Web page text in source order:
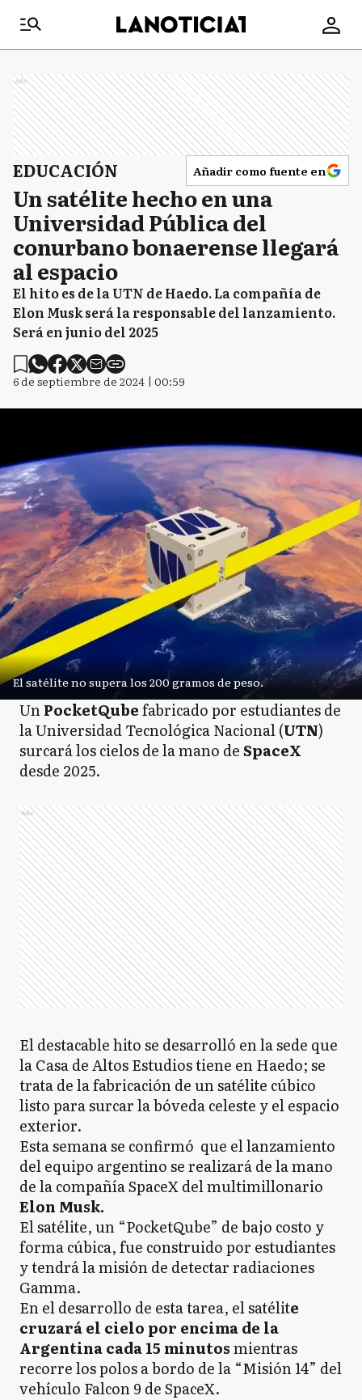
Ads
EDUCACIÓN Añadir como fuente en
Un satélite hecho en una
Universidad Pública del
conurbano bonaerense llegará
al espacio
El hito es de la UTN de Haedo. La compañía de
Elon Musk será la responsable del lanzamiento.
Será en junio del 2025
6 de septiembre de 2024 | 00:59
El satélite no supera los 200 gramos de peso.
UnPocketQubefabricado por estudiantes de
la Universidad Tecnológica Nacional (UTN)
surcará los cielos de la mano deSpaceX
desde 2025.
Ads
El destacable hito se desarrolló en la sede que
la Casa de Altos Estudios tiene en Haedo; se
trata de la fabricación de un satélite cúbico
listo para surcar la bóveda celeste y el espacio
exterior.
Esta semana se confirmó que el lanzamiento
del equipo argentino se realizará de la mano
de la compañía SpaceX del multimillonario
Elon Musk.
El satélite, un “PocketQube” de bajo costo y
forma cúbica, fue construido por estudiantes
y tendrá la misión de detectar radiaciones
Gamma.
En el desarrollo de esta tarea, el satélite
cruzará el cielo por encima de la
Argentina cada 15 minutosmientras
recorre los polos a bordo de la “Misión 14” del
vehículo Falcon 9 de SpaceX.